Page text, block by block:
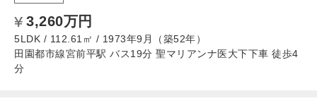
3,260万円
5LDK / 112.61㎡ / 1973年9月（築52年）
田園都市線宮前平駅 バス19分 聖マリアンナ医大下下車 徒歩4
分